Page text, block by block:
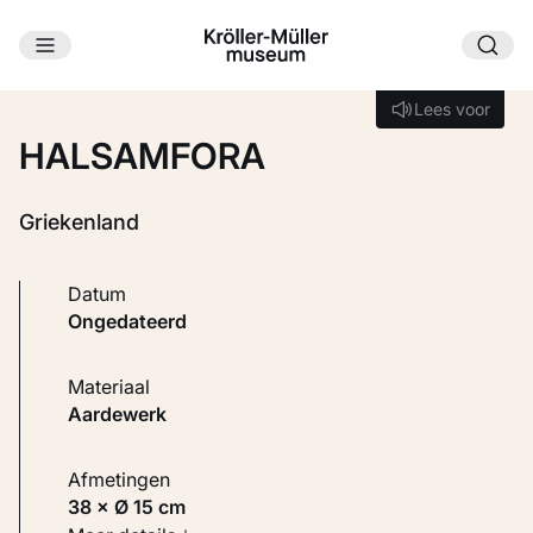
Ga naar hoofdinhoud
Lees voor
Lees voor
HALSAMFORA
Griekenland
Datum
ongedateerd
Materiaal
Aardewerk
Afmetingen
38 × Ø 15 cm